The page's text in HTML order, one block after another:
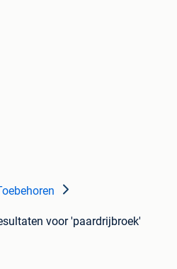
voor 'paardrijbroek'